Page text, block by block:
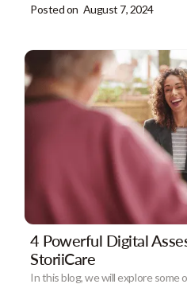
Posted on August 7, 2024
4 Powerful Digital
StoriiCare
In this blog, we will explore some